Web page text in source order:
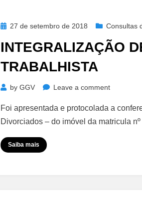
Posted27 de setembro de 2018 Consultas
INTEGRALIZAÇÃO
TRABALHISTA
by GGV Leave a commenton
de
Capital
Foi apresentada e protocolada a
Divorciados – do imóvel da matricula
Saiba mais